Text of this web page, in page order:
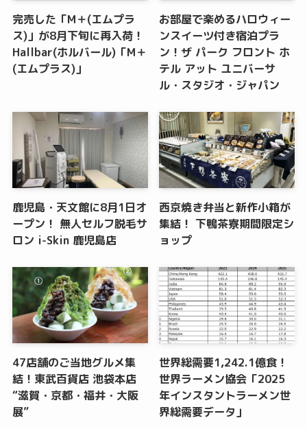
完売した「M＋(エムプラ
ス)」が8月下旬に再入荷！
Hallbar(ホルバール)「M＋
(エムプラス)」
お部屋で楽めるハロウィー
ンスイーツ付き宿泊プラ
ン！ザ パーク フロント ホ
テル アット ユニバーサ
ル・スタジオ・ジャパン
鹿児島・天文館に8月1日オ
ープン！ 無人セルフ脱毛サ
ロン i-Skin 鹿児島店
西京焼き弁当と新作小箱が
集結！ 下鴨茶寮期間限定シ
ョップ
47店舗のご当地グルメ集
結！東武百貨店 池袋本店
“滋賀・京都・福井・大阪
展”
世界総需要1,242.1億食！
世界ラーメン協会「2025
年インスタントラーメン世
界総需要データ」